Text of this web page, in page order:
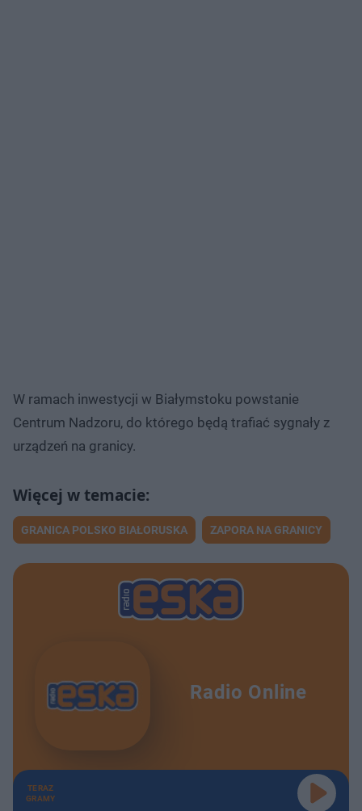
W ramach inwestycji w Białymstoku powstanie
Centrum Nadzoru, do którego będą trafiać sygnały z
urządzeń na granicy.
GRANICA POLSKO BIAŁORUSKA ZAPORA NA GRANICY
Radio Online
TERAZ
GRAMY